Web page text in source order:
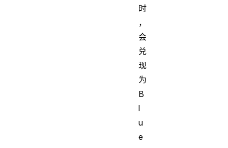
时
，
会
兑
现
为
B
l
u
e